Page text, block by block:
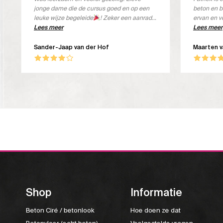
Sander-Jaap van der Hof
jonge dame die de cursus goed en op een
leuke wijze begeleide
! Zeker een aanrader
om deze cursus bij Beton Aparte te volgen.
Lees meer
Maarten
beton en
ervan en
de koffie is
Lees meer
Shop
Beton Ciré / betonlook
Informatie
Hoe doen ze dat